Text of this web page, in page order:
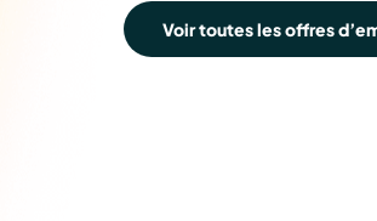
Voir toutes les offres